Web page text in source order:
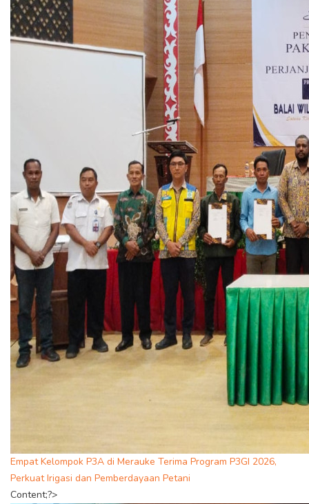
Empat Kelompok P3A di Merauke Terima Program P3GI 2026,
Perkuat Irigasi dan Pemberdayaan Petani
Content;?>